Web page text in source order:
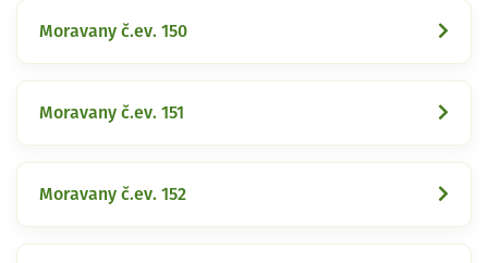
Moravany č.ev. 150
Moravany č.ev. 151
Moravany č.ev. 152